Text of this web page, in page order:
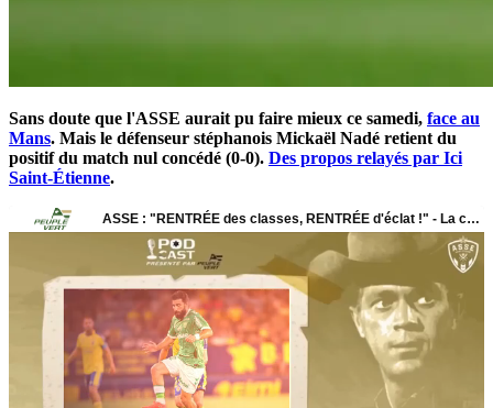
Sans doute que l'ASSE aurait pu faire mieux ce samedi, face au
Mans. Mais le défenseur stéphanois Mickaël Nadé retient du
positif du match nul concédé (0-0). Des propos relayés par Ici
Saint-Étienne.